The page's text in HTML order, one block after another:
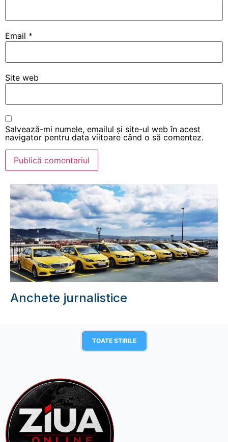
Email *
Site web
Salvează-mi numele, emailul și site-ul web în acest
navigator pentru data viitoare când o să comentez.
Anchete jurnalistice
TOATE STIRILE